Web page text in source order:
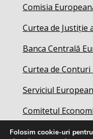
Comisia
Curtea de Justiție
Banca Centrală
Curtea de Conturi
Serviciul
Comitetul
Folosim cookie-uri